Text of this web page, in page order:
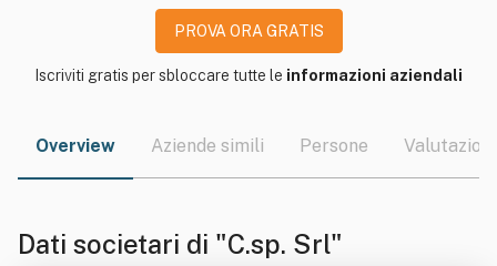
PROVA ORA GRATIS
Iscriviti gratis per sbloccare tutte le informazioni aziendali
Overview Aziende simili Persone Valutazioni
Dati societari di "C.sp. Srl"